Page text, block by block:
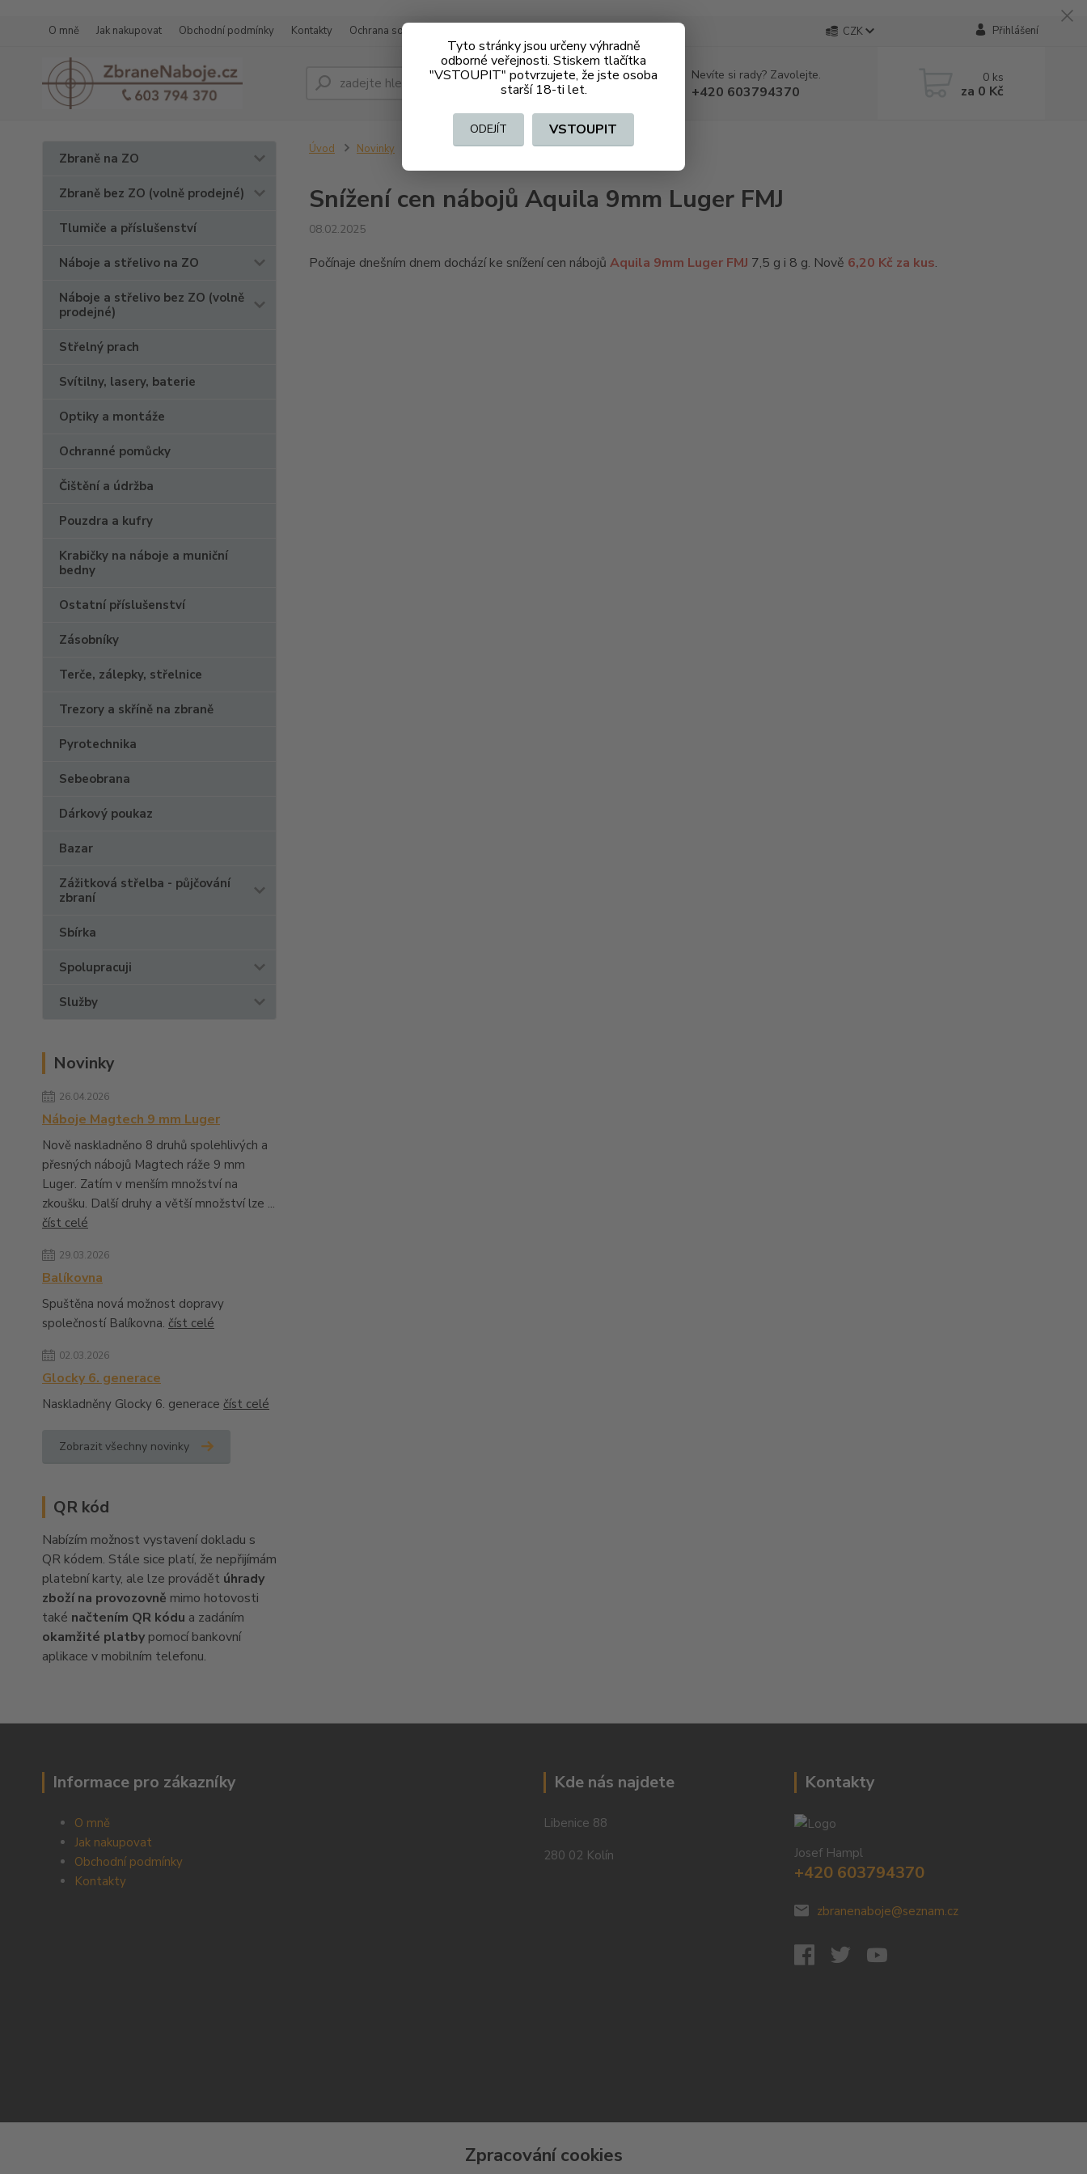
Tyto stránky jsou určeny výhradně
odborné veřejnosti. Stiskem tlačítka
"VSTOUPIT" potvrzujete, že jste osoba
starší 18-ti let.
ODEJÍT VSTOUPIT
O mně Jak nakupovat Obchodní podmínky Kontakty Ochrana soukromí CZK Přihlášení
Hledat Nevíte si rady? Zavolejte.
+420 603794370
0 ks
za 0 Kč
Zbraně na ZO
Zbraně bez ZO (volně prodejné)
Tlumiče a příslušenství
Náboje a střelivo na ZO
Náboje a střelivo bez ZO (volně
prodejné)
Střelný prach
Svítilny, lasery, baterie
Optiky a montáže
Ochranné pomůcky
Čištění a údržba
Pouzdra a kufry
Krabičky na náboje a muniční
bedny
Ostatní příslušenství
Zásobníky
Terče, zálepky, střelnice
Trezory a skříně na zbraně
Pyrotechnika
Sebeobrana
Dárkový poukaz
Bazar
Zážitková střelba - půjčování
zbraní
Sbírka
Spolupracuji
Služby
Novinky
26.04.2026
Náboje Magtech 9 mm Luger
Nově naskladněno 8 druhů spolehlivých a
přesných nábojů Magtech ráže 9 mm
Luger. Zatím v menším množství na
zkoušku. Další druhy a větší množství lze ...
číst celé
29.03.2026
Balíkovna
Spuštěna nová možnost dopravy
společností Balíkovna. číst celé
02.03.2026
Glocky 6. generace
Naskladněny Glocky 6. generace číst celé
Zobrazit všechny novinky
QR kód
Nabízím možnost vystavení dokladu s
QR kódem. Stále sice platí, že nepřijímám
platební karty, ale lze provádět úhrady
zboží na provozovně mimo hotovosti
také načtením QR kódu a zadáním
okamžité platby pomocí bankovní
aplikace v mobilním telefonu.
Úvod Novinky Snížení cen nábojů Aquila 9mm Luger FMJ
Snížení cen nábojů Aquila 9mm Luger FMJ
08.02.2025
Počínaje dnešním dnem dochází ke snížení cen nábojů Aquila 9mm Luger FMJ 7,5 g i 8 g. Nově 6,20 Kč za kus.
Informace pro zákazníky
O mně
Jak nakupovat
Obchodní podmínky
Kontakty
Kde nás najdete
Libenice 88
280 02 Kolín
Kontakty
Josef Hampl
+420 603794370
zbranenaboje@seznam.cz
Zpracování cookies